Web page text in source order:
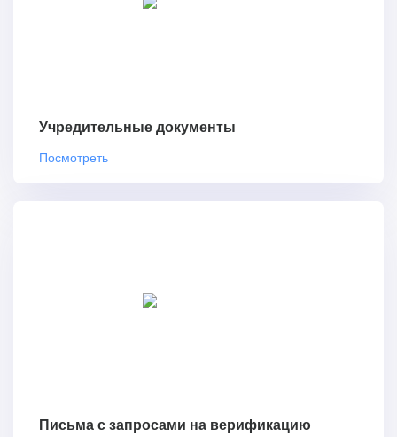
Учредительные документы
Посмотреть
Письма с запросами на верификацию